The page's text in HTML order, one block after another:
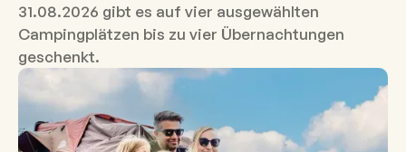
31.08.2026 gibt es auf vier ausgewählten
Campingplätzen bis zu vier Übernachtungen
geschenkt.